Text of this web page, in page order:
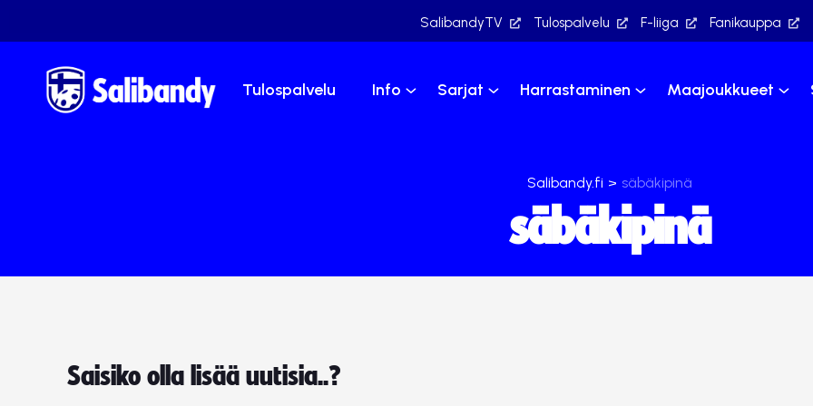
SalibandyTV Tulospalvelu F-liiga Fanikauppa
Tulospalvelu Info Sarjat Harrastaminen Maajoukkueet
Salibandy.fi > säbäkipinä
säbäkipinä
Saisiko olla lisää uutisia..?